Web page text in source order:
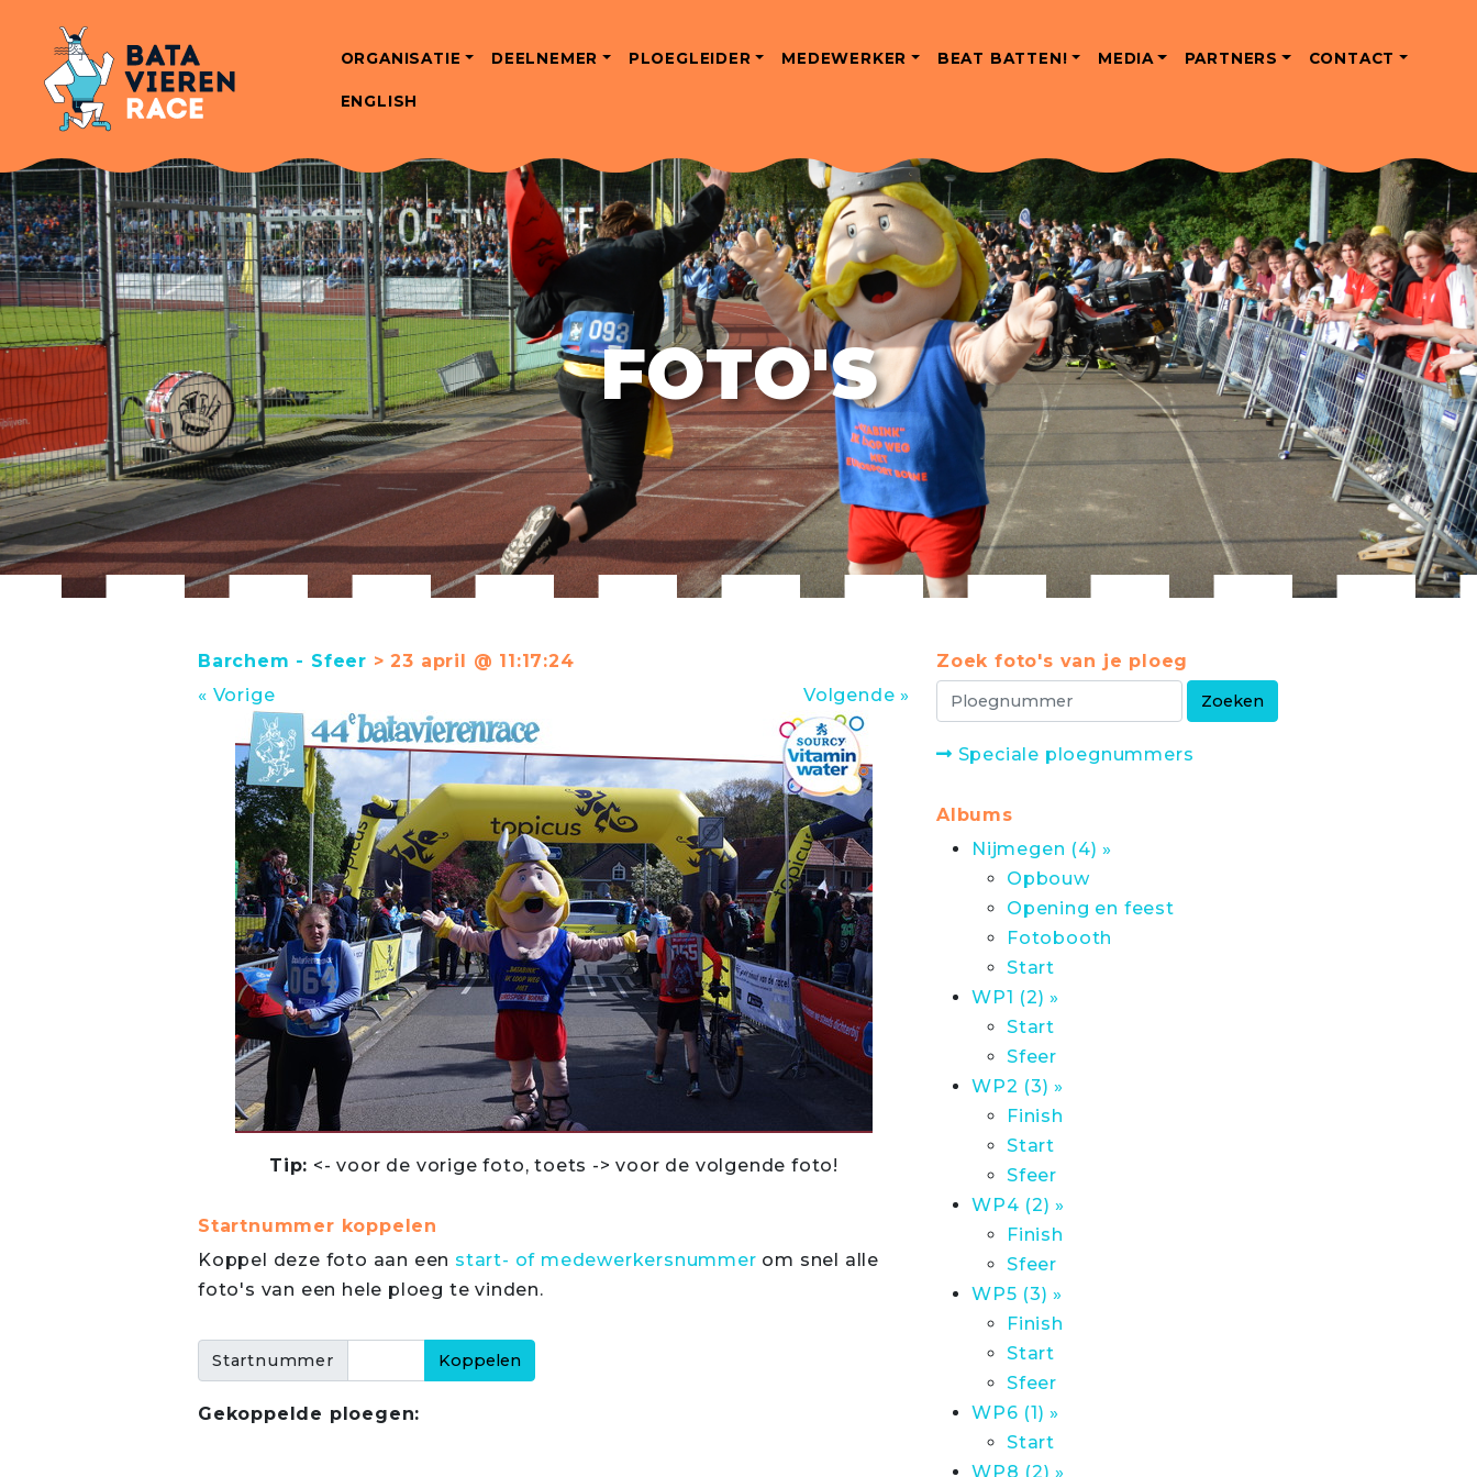
ORGANISATIE DEELNEMER PLOEGLEIDER MEDEWERKER BEAT BATTEN! MEDIA PARTNERS CONTACT
ENGLISH
FOTO'S
Barchem - Sfeer > 23 april @ 11:17:24
« Vorige
Volgende »
Tip: <- voor de vorige foto, toets -> voor de volgende foto!
Startnummer koppelen
Koppel deze foto aan een start- of medewerkersnummer om snel alle
foto's van een hele ploeg te vinden.
Startnummer
Gekoppelde ploegen:
Zoek foto's van je ploeg
Speciale ploegnummers
Albums
Nijmegen (4) »
Opbouw
Opening en feest
Fotobooth
Start
WP1 (2) »
Start
Sfeer
WP2 (3) »
Finish
Start
Sfeer
WP4 (2) »
Finish
Sfeer
WP5 (3) »
Finish
Start
Sfeer
WP6 (1) »
Start
WP8 (2) »